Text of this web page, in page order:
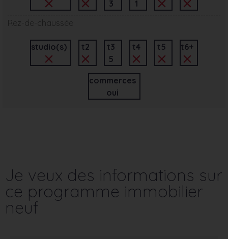
3
1
Rez-de-chaussée
studio(s) t2
t3
5
t4 t5 t6+
commerces
oui
Je veux des informations sur
ce programme immobilier
neuf